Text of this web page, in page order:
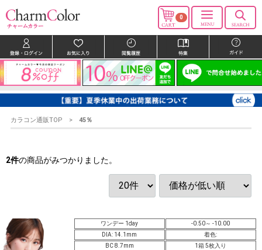
0
カラコン通販TOP 45％
2件の商品がみつかりました。
ワンデー 1day
-0.50～ -10.00
DIA: 14.1mm
着色:
BC 8.7mm
1箱 5枚入り